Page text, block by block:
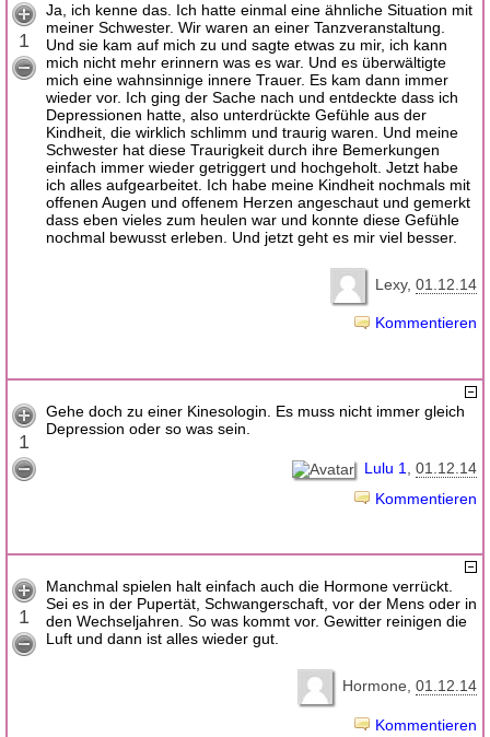
1
Ja, ich kenne das. Ich hatte einmal eine ähnliche Situation mit
meiner Schwester. Wir waren an einer Tanzveranstaltung.
Und sie kam auf mich zu und sagte etwas zu mir, ich kann
mich nicht mehr erinnern was es war. Und es überwältigte
mich eine wahnsinnige innere Trauer. Es kam dann immer
wieder vor. Ich ging der Sache nach und entdeckte dass ich
Depressionen hatte, also unterdrückte Gefühle aus der
Kindheit, die wirklich schlimm und traurig waren. Und meine
Schwester hat diese Traurigkeit durch ihre Bemerkungen
einfach immer wieder getriggert und hochgeholt. Jetzt habe
ich alles aufgearbeitet. Ich habe meine Kindheit nochmals mit
offenen Augen und offenem Herzen angeschaut und gemerkt
dass eben vieles zum heulen war und konnte diese Gefühle
nochmal bewusst erleben. Und jetzt geht es mir viel besser.
Lexy 01.12.14
Kommentieren
1
Gehe doch zu einer Kinesologin. Es muss nicht immer gleich
Depression oder so was sein.
Lulu 1
01.12.14
Kommentieren
1
Manchmal spielen halt einfach auch die Hormone verrückt.
Sei es in der Pupertät, Schwangerschaft, vor der Mens oder in
den Wechseljahren. So was kommt vor. Gewitter reinigen die
Luft und dann ist alles wieder gut.
Hormone 01.12.14
Kommentieren